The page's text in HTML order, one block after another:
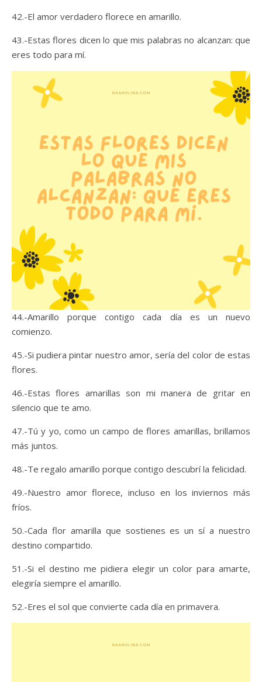
42.-El amor verdadero florece en amarillo.
43.-Estas flores dicen lo que mis palabras no alcanzan: que
eres todo para mí.
44.-Amarillo porque contigo cada día es un nuevo
comienzo.
45.-Si pudiera pintar nuestro amor, sería del color de estas
flores.
46.-Estas flores amarillas son mi manera de gritar en
silencio que te amo.
47.-Tú y yo, como un campo de flores amarillas, brillamos
más juntos.
48.-Te regalo amarillo porque contigo descubrí la felicidad.
49.-Nuestro amor florece, incluso en los inviernos más
fríos.
50.-Cada flor amarilla que sostienes es un sí a nuestro
destino compartido.
51.-Si el destino me pidiera elegir un color para amarte,
elegiría siempre el amarillo.
52.-Eres el sol que convierte cada día en primavera.